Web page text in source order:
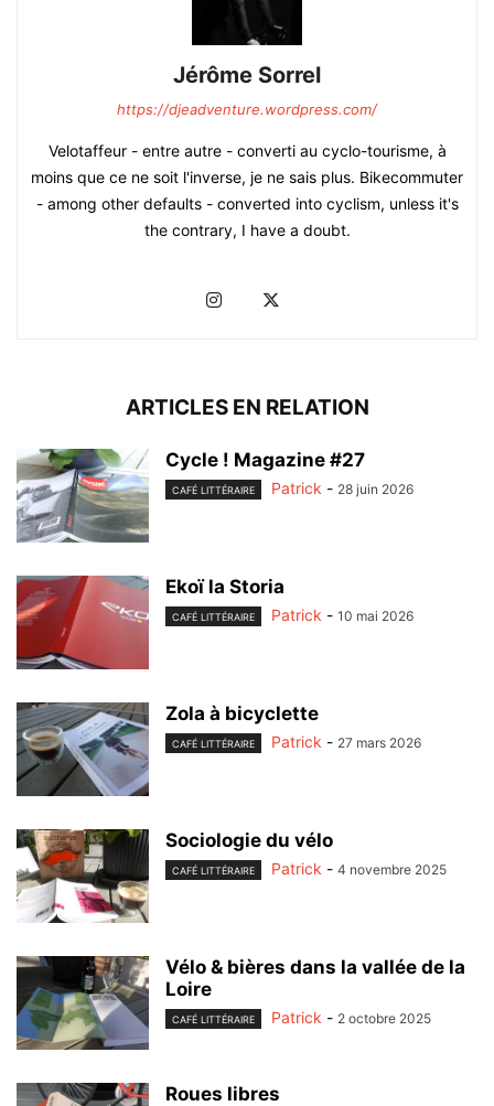
Jérôme Sorrel
https://djeadventure.wordpress.com/
Velotaffeur - entre autre - converti au cyclo-tourisme, à
moins que ce ne soit l'inverse, je ne sais plus. Bikecommuter
- among other defaults - converted into cyclism, unless it's
the contrary, I have a doubt.
ARTICLES EN RELATION
Cycle ! Magazine #27
CAFÉ LITTÉRAIRE Patrick - 28 juin 2026
Ekoï la Storia
CAFÉ LITTÉRAIRE Patrick - 10 mai 2026
Zola à bicyclette
CAFÉ LITTÉRAIRE Patrick - 27 mars 2026
Sociologie du vélo
CAFÉ LITTÉRAIRE Patrick - 4 novembre 2025
Vélo & bières dans la vallée de la
Loire
CAFÉ LITTÉRAIRE Patrick - 2 octobre 2025
Roues libres